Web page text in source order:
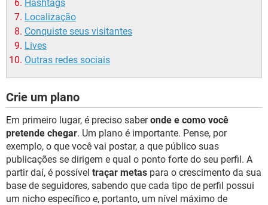
Hashtags
Localização
Conquiste seus visitantes
Lives
Outras redes sociais
Crie um plano
Em primeiro lugar, é preciso saberonde e como você
pretende chegar. Um plano é importante. Pense, por
exemplo, o que você vai postar, a que público suas
publicações se dirigem e qual o ponto forte do seu perfil. A
partir daí, é possível traçar metas para o crescimento da sua
base de seguidores, sabendo que cada tipo de perfil possui
um nicho específico e, portanto, um nível máximo de